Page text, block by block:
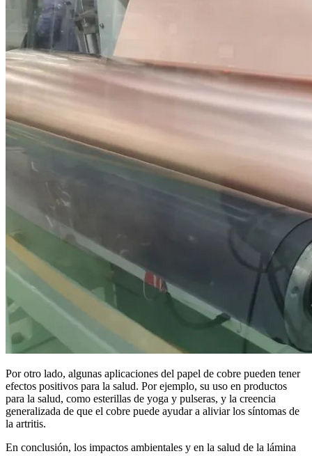
Por otro lado, algunas aplicaciones del papel de cobre pueden tener
efectos positivos para la salud. Por ejemplo, su uso en productos
para la salud, como esterillas de yoga y pulseras, y la creencia
generalizada de que el cobre puede ayudar a aliviar los síntomas de
la artritis.
En conclusión, los impactos ambientales y en la salud de la lámina